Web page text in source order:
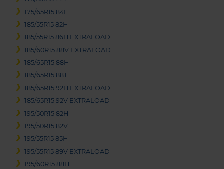
175/65R15 84H
185/55R15 82H
185/55R15 86H EXTRALOAD
185/60R15 88V EXTRALOAD
185/65R15 88H
185/65R15 88T
185/65R15 92H EXTRALOAD
185/65R15 92V EXTRALOAD
195/50R15 82H
195/50R15 82V
195/55R15 85H
195/55R15 89V EXTRALOAD
195/60R15 88H